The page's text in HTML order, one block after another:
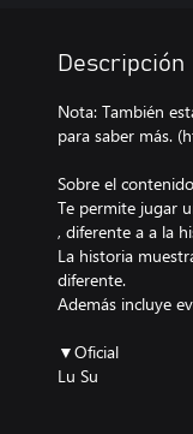
Descripción
Nota: También
para saber más.
Sobre el
Te permite jugar
, diferente a a la
La historia
diferente.
Además incluye
▼Oficial
Lu Su